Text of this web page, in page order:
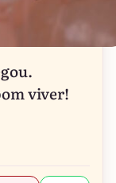
viver!